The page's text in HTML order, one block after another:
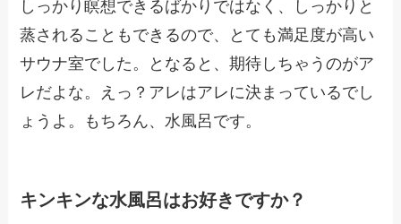
しっかり瞑想できるばかりではなく、しっかりと
蒸されることもできるので、とても満足度が高い
サウナ室でした。となると、期待しちゃうのがア
レだよな。えっ？アレはアレに決まっているでし
ょうよ。もちろん、水風呂です。
キンキンな水風呂はお好きですか？